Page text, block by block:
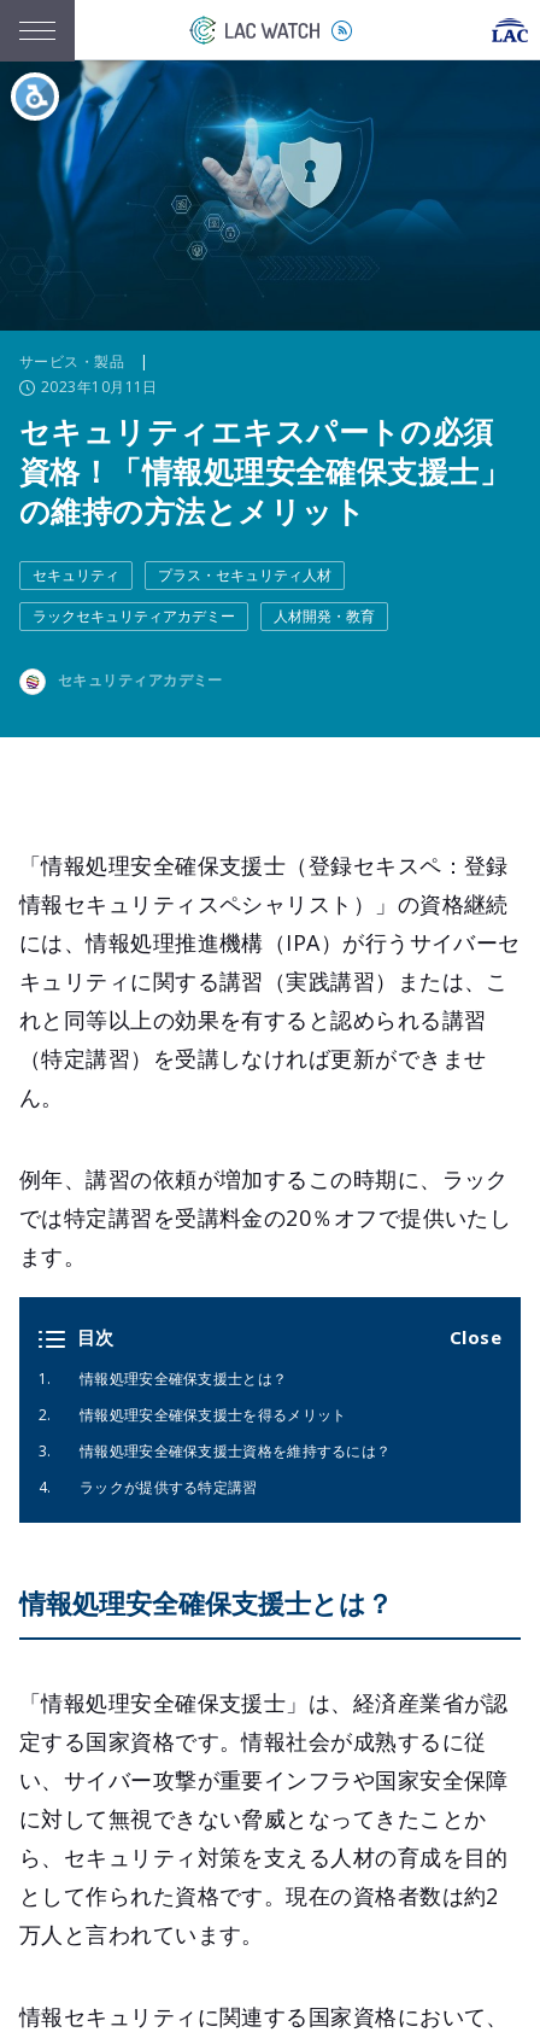
サービス・製品 |
2023年10月11日
セキュリティエキスパートの必須
資格！「情報処理安全確保支援士」
の維持の方法とメリット
セキュリティ
プラス・セキュリティ人材
ラックセキュリティアカデミー
人材開発・教育
セキュリティアカデミー
「情報処理安全確保支援士（登録セキスペ：登録
情報セキュリティスペシャリスト）」の資格継続
には、情報処理推進機構（IPA）が行うサイバーセ
キュリティに関する講習（実践講習）または、こ
れと同等以上の効果を有すると認められる講習
（特定講習）を受講しなければ更新ができませ
ん。
例年、講習の依頼が増加するこの時期に、ラック
では特定講習を受講料金の20％オフで提供いたし
ます。
目次
情報処理安全確保支援士とは？
情報処理安全確保支援士を得るメリット
情報処理安全確保支援士資格を維持するには？
ラックが提供する特定講習
情報処理安全確保支援士とは？
「情報処理安全確保支援士」は、経済産業省が認
定する国家資格です。情報社会が成熟するに従
い、サイバー攻撃が重要インフラや国家安全保障
に対して無視できない脅威となってきたことか
ら、セキュリティ対策を支える人材の育成を目的
として作られた資格です。現在の資格者数は約2
万人と言われています。
情報セキュリティに関連する国家資格において、